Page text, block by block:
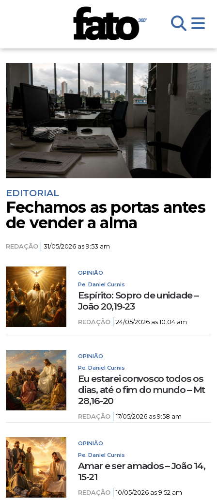
EDITORIAL
Fechamos as portas antes
de vender a alma
REDAÇÃO 31/05/2026 as 9:53 am
OPINIÃO
Pe. Daniel Curnis
Espírito: Sopro de unidade –
João 20,19-23
REDAÇÃO 24/05/2026 as 10:04 am
OPINIÃO
Pe. Daniel Curnis
Eu estarei convosco todos os
dias, até o fim do mundo – Mt
28,16-20
REDAÇÃO 17/05/2026 as 9:58 am
OPINIÃO
Pe. Daniel Curnis
Amar e ser amados – João 14,
15-21
REDAÇÃO 10/05/2026 as 9:52 am